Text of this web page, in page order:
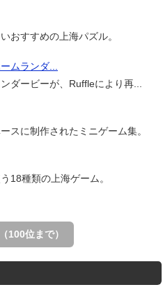
おすすめの上海パズル。
ムランダ...
ダービーが、Ruffleにより再...
スに制作されたミニゲーム集。
18種類の上海ゲーム。
させるマージパズル。
へ導くパズルゲーム。
100位まで）